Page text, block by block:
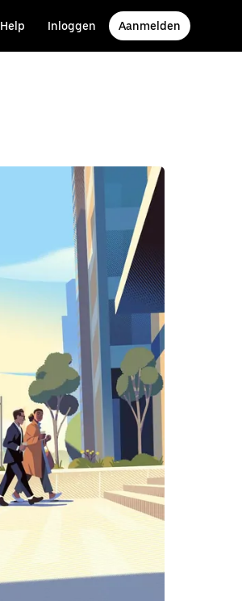
Help Inloggen Aanmelden